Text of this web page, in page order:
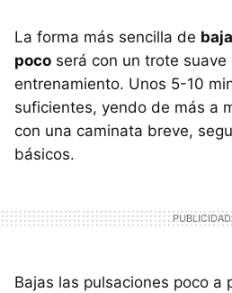
La forma más sencilla de
poco será con un trote
entrenamiento. Unos 5-10
suficientes, yendo de más a
con una caminata breve,
básicos.
Bajas las pulsaciones poco a